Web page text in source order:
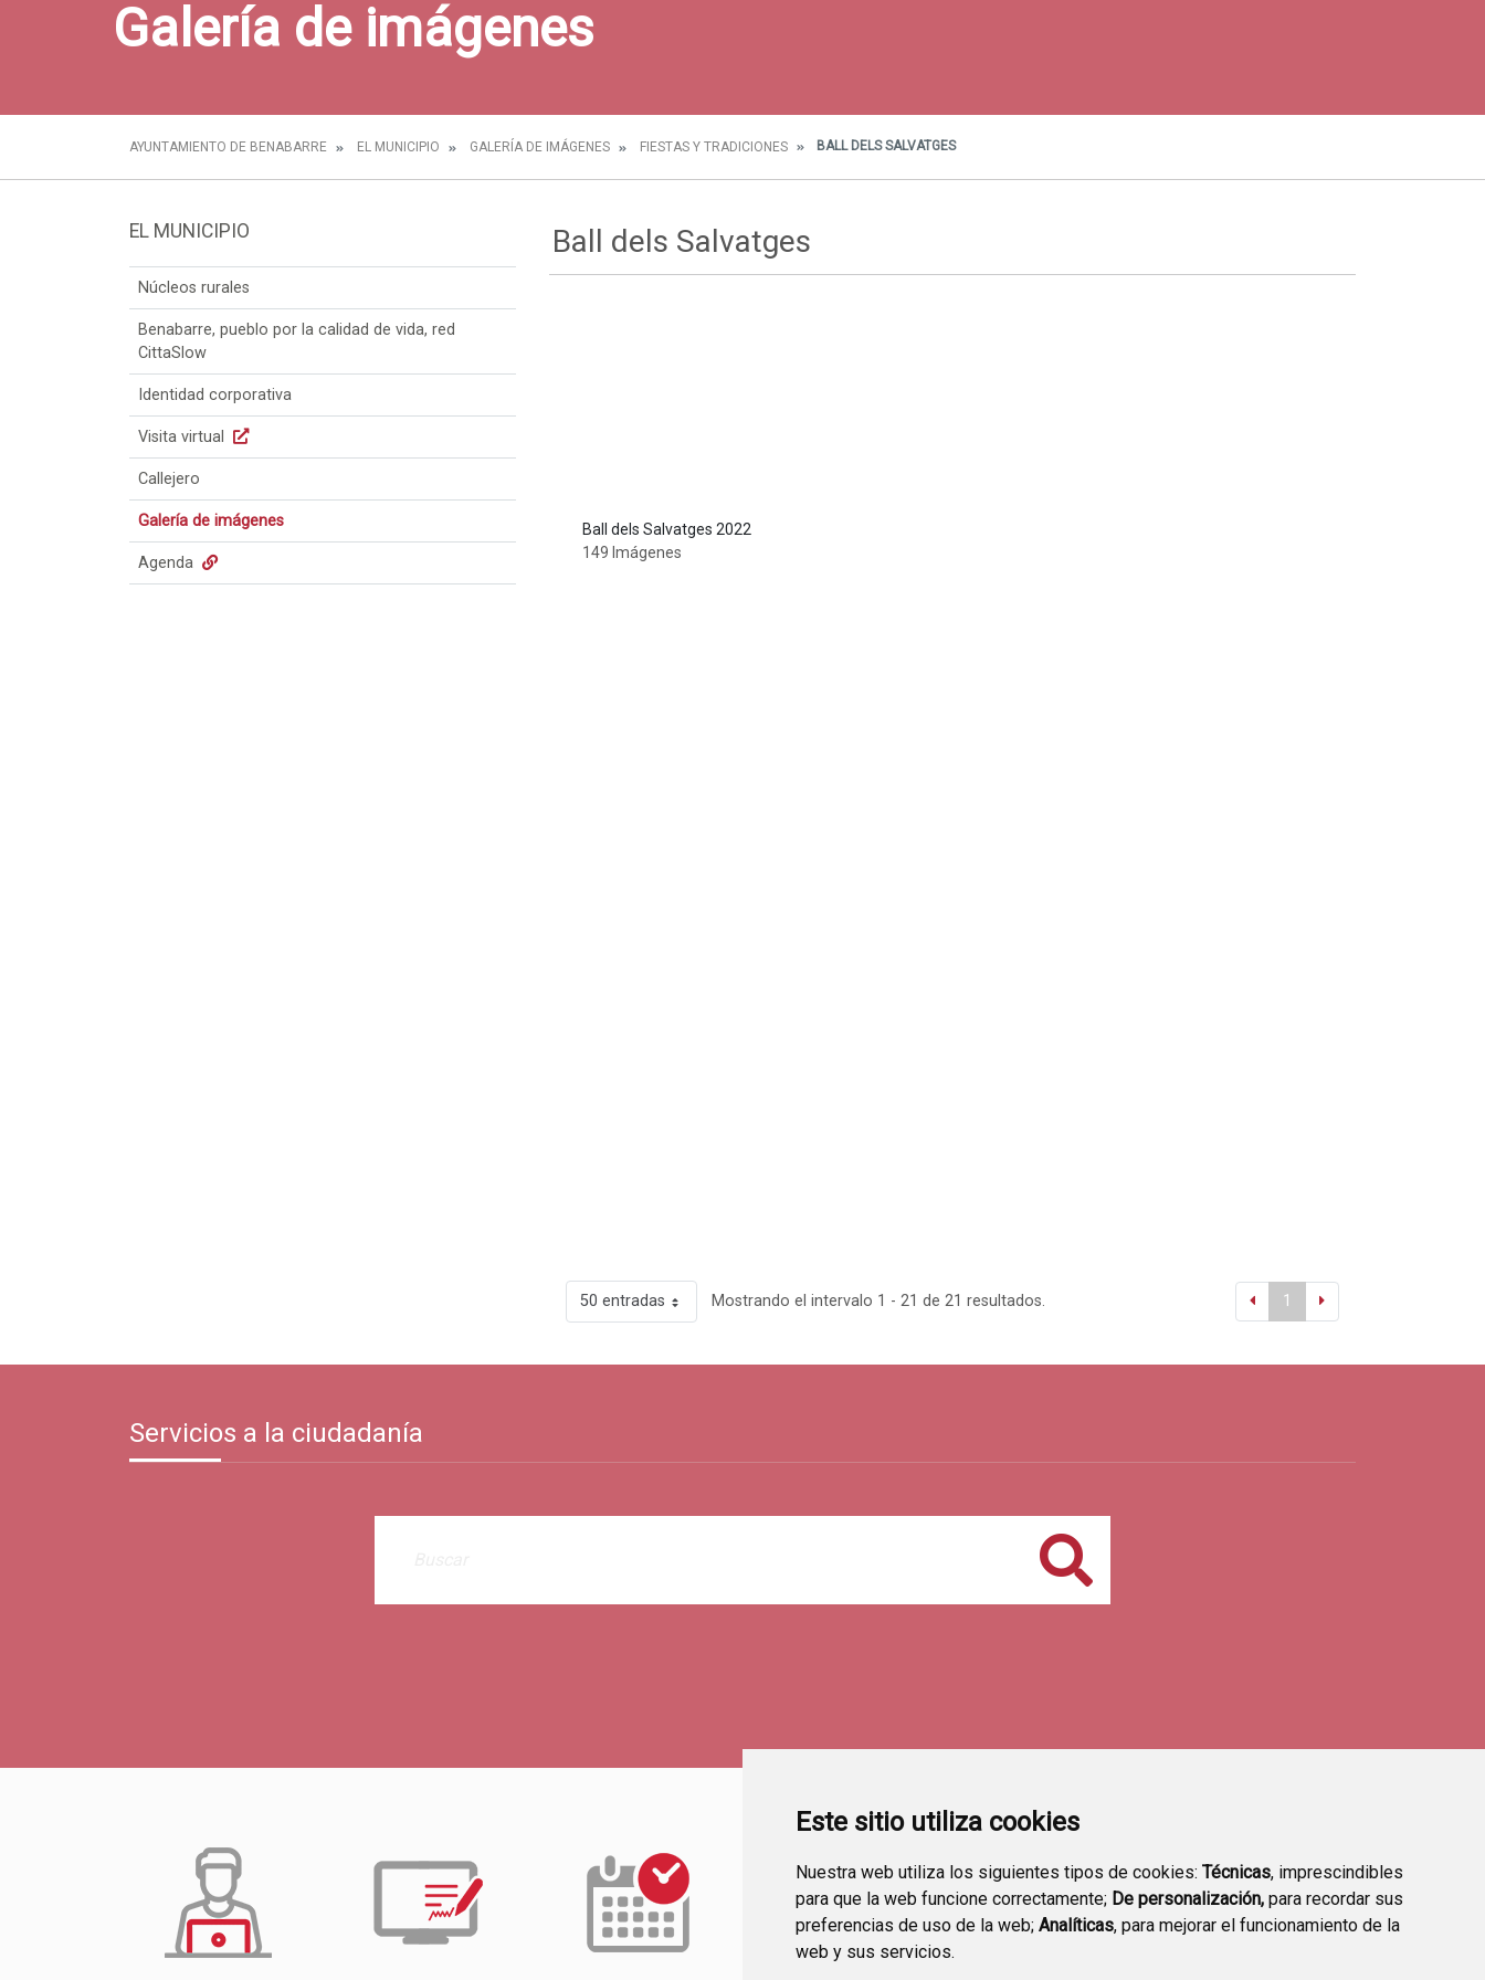
Este sitio utiliza cookies
Nuestra web utiliza los siguientes tipos de cookies: Técnicas, imprescindibles
para que la web funcione correctamente; De personalización, para recordar sus
preferencias de uso de la web; Analíticas, para mejorar el funcionamiento de la
web y sus servicios.
Galería de imágenes
AYUNTAMIENTO DE BENABARRE EL MUNICIPIO GALERÍA DE IMÁGENES FIESTAS Y TRADICIONES BALL DELS SALVATGES
EL MUNICIPIO
Núcleos rurales
Benabarre, pueblo por la calidad de vida, red
CittaSlow
Identidad corporativa
Visita virtual
Callejero
Galería de imágenes
Agenda
Ball dels Salvatges
Ball dels Salvatges 2022
149 Imágenes
50 entradas Mostrando el intervalo 1 - 21 de 21 resultados. 1
Servicios a la ciudadanía
Buscar